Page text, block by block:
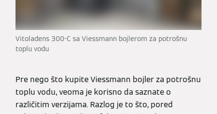
Vitoladens 300-C sa Viessmann bojlerom za potrošnu
toplu vodu
Pre nego što kupite Viessmann bojler za potrošnu
toplu vodu, veoma je korisno da saznate o
različitim verzijama. Razlog je to što, pored